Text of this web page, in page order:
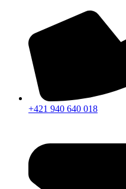
+421 940 640 018